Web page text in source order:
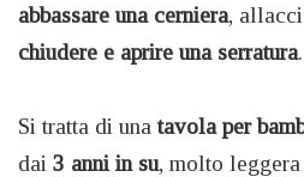
abbassare una cerniera,
chiudere e aprire una serratura.
Si tratta di una tavola per
dai 3 anni in su, molto